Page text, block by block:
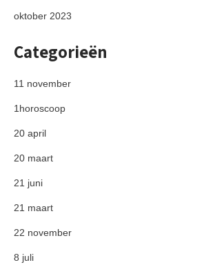
oktober 2023
Categorieën
11 november
1horoscoop
20 april
20 maart
21 juni
21 maart
22 november
8 juli